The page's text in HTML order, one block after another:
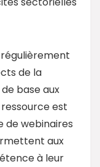
de la
base aux
est
de webinaires
aux
à leur